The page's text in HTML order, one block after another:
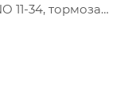
11-34, тормоза